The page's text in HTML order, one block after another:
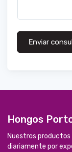
Enviar
Hongos
Nuestros
diariamente por